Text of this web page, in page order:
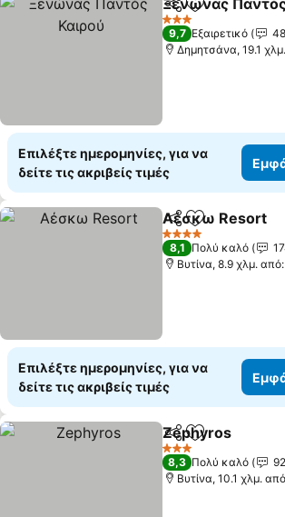
Κοινοποίηση
Προσθήκη
Ξενώνας
3 Αστέρια
9,7 Εξαιρετικό
Δημητσάνα, 19.1
Επιλέξτε ημερομηνίες, για να
δείτε τις ακριβείς τιμές
Κοινοποίηση
Προσθήκη
Αέσκω Resort
4 Αστέρια
8,1 Πολύ καλό
Βυτίνα, 8.9 χλμ. από:
Επιλέξτε ημερομηνίες, για να
δείτε τις ακριβείς τιμές
Κοινοποίηση
Προσθήκη
Zephyros
3 Αστέρια
8,3 Πολύ καλό
Βυτίνα, 10.1 χλμ.